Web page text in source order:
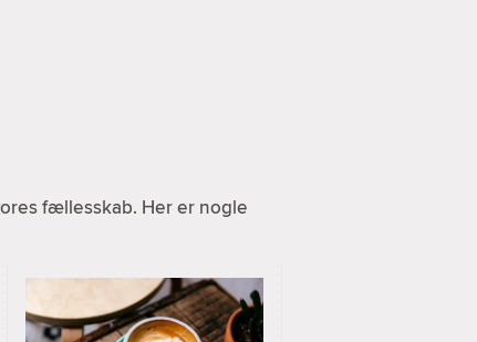
fællesskab. Her er nogle